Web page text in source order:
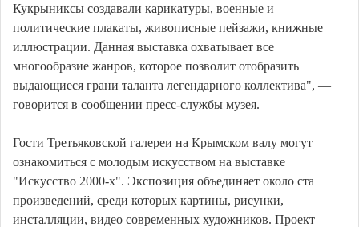
Кукрыниксы создавали карикатуры, военные и
политические плакаты, живописные пейзажи, книжные
иллюстрации. Данная выставка охватывает все
многообразие жанров, которое позволит отобразить
выдающиеся грани таланта легендарного коллектива", —
говорится в сообщении пресс-службы музея.
Гости Третьяковской галереи на Крымском валу могут
ознакомиться с молодым искусством на выставке
"Искусство 2000-х". Экспозиция объединяет около ста
произведений, среди которых картины, рисунки,
инсталляции, видео современных художников. Проект